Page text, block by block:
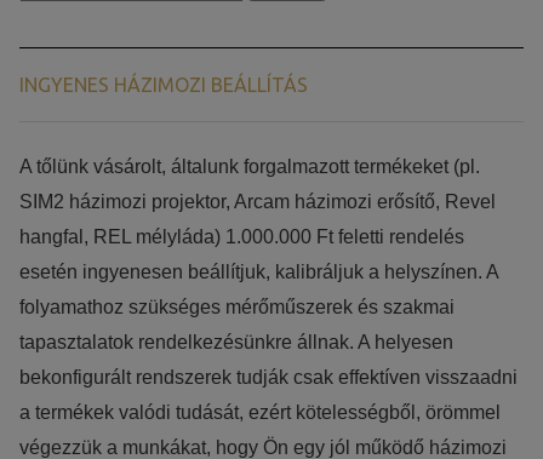
INGYENES HÁZIMOZI BEÁLLÍTÁS
​​A tőlünk vásárolt, általunk forgalmazott termékeket (pl.
SIM2 házimozi projektor, Arcam házimozi erősítő, Revel
hangfal, REL mélyláda) 1.000.000 Ft feletti rendelés
esetén ingyenesen beállítjuk, kalibráljuk a helyszínen. A
folyamathoz szükséges mérőműszerek és szakmai
tapasztalatok rendelkezésünkre állnak. A helyesen
bekonfigurált rendszerek tudják csak effektíven visszaadni
a termékek valódi tudását, ezért kötelességből, örömmel
végezzük a munkákat, hogy Ön egy jól működő házimozi